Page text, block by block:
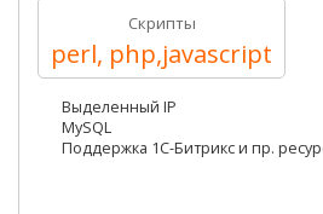
Скрипты
perl, php,javascript
Выделенный IP
MySQL
Поддержка 1C-Битрикс и пр.